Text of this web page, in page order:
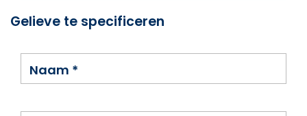
Gelieve te specificeren
Naam *